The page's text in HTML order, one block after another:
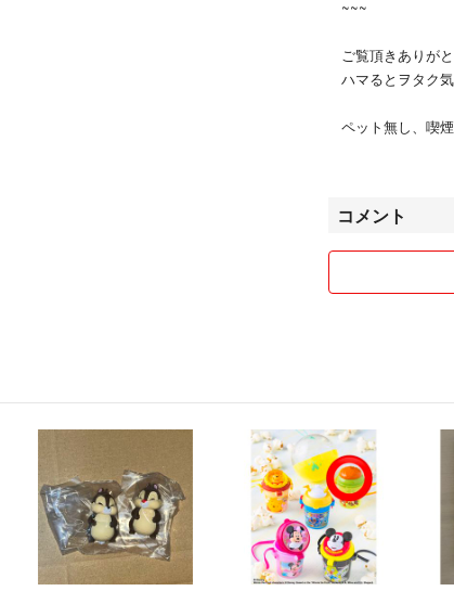
~~~
ご覧頂きありが
ハマるとヲタク
ペット無し、喫
と幸いです。
アイドルグッズ(
雑貨
下記の方は購入
↪︎梱包方法や発送
↪︎商品を急ぎ欲
‪↪︎まとめ買いで値
コメント